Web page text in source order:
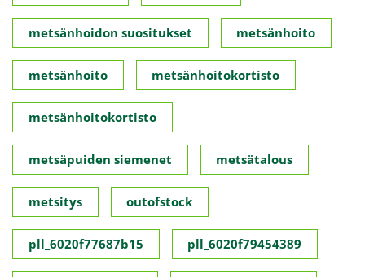
metsänhoidon suositukset metsänhoito
metsänhoito metsänhoitokortisto
metsänhoitokortisto
metsäpuiden siemenet metsätalous
metsitys outofstock
pll_6020f77687b15 pll_6020f79454389